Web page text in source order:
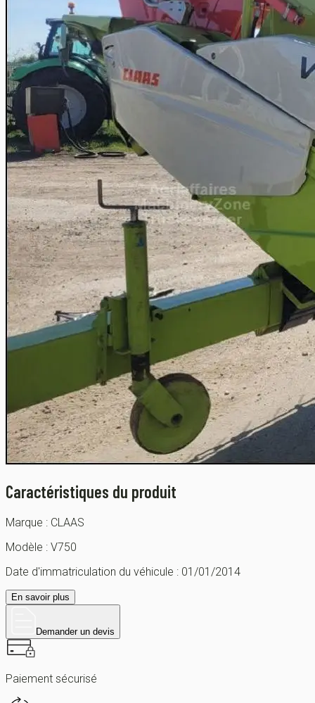
Caractéristiques du produit
Marque : CLAAS
Modèle : V750
Date d'immatriculation du véhicule : 01/01/2014
En savoir plus
Demander un devis
Paiement sécurisé